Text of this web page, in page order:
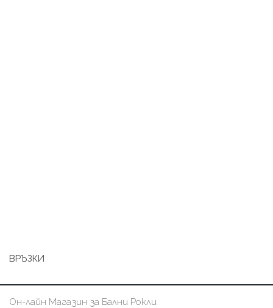
ВРЪЗКИ
Он-лайн Магазин за Бални Рокли